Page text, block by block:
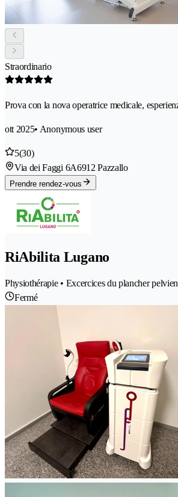
Straordinario
Prova con la nova operatrice medicale,
ott 2025• Anonymous user
5(30)
Via dei Faggi 6A6912 Pazzallo
Prendre rendez-vous
RiAbilita Lugano
Physiothérapie • Excercices du plancher
Fermé